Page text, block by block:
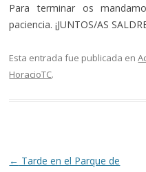
Para terminar os
paciencia. ¡JUNTOS/AS
Esta entrada fue publicada en
HoracioTC.
Navegación
← Tarde en el Parque de